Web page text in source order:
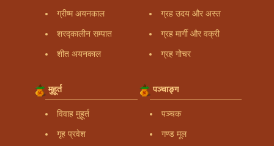
ग्रीष्म अयनकाल
शरद्कालीन सम्पात
शीत अयनकाल
ग्रह उदय और अस्त
ग्रह मार्गी और वक्री
ग्रह गोचर
मुहूर्त
विवाह मुहूर्त
गृह प्रवेश
पञ्चाङ्ग
पञ्चक
गण्ड मूल